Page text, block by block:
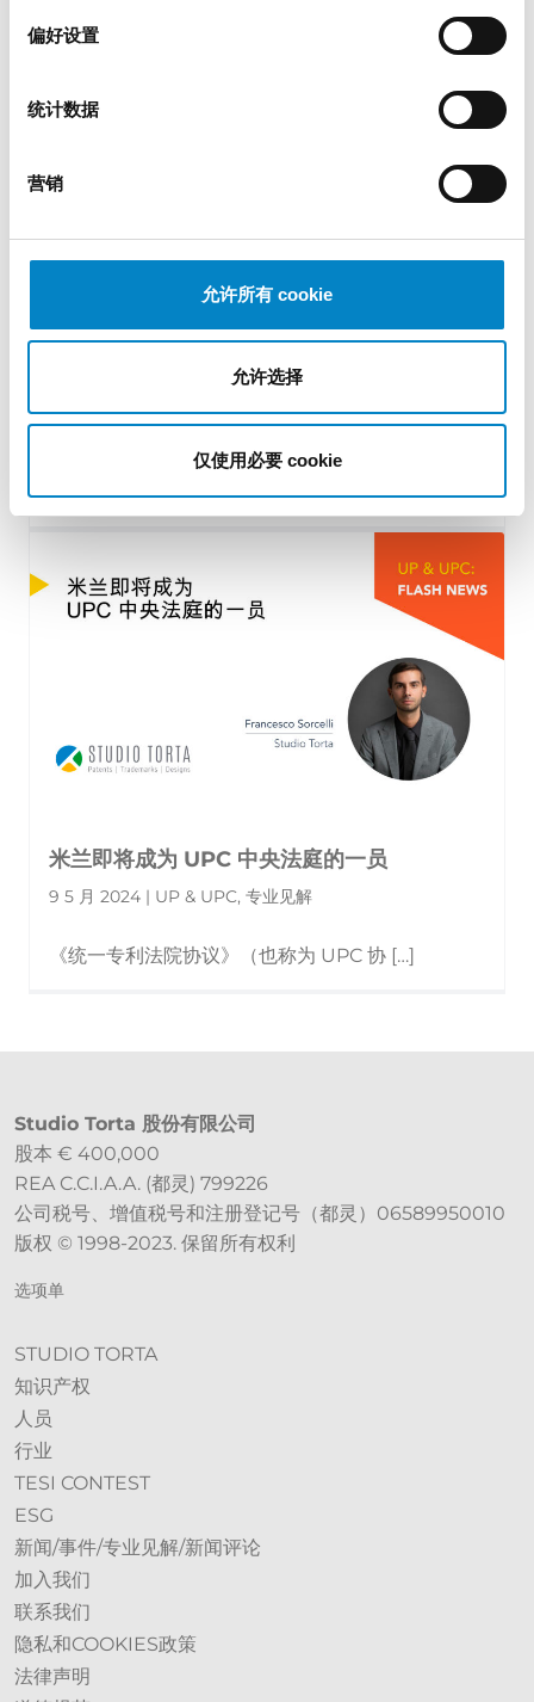
偏好设置
统计数据
营销
允许所有 cookie
允许选择
仅使用必要 cookie
Studio Torta: 145 年的历史，展望未来与创
16 7 月 2024 | 新闻
Studio Torta知识产权事务所 […]
米兰即将成为 UPC 中央法庭的一员
9 5 月 2024 | UP & UPC, 专业见解
《统一专利法院协议》（也称为 UPC 协 […]
Studio Torta 股份有限公司
股本 € 400,000
REA C.C.I.A.A. (都灵) 799226
公司税号、增值税号和注册登记号（都灵）06589950010
版权 © 1998-2023. 保留所有权利
选项单
STUDIO TORTA
知识产权
人员
行业
TESI CONTEST
ESG
新闻/事件/专业见解/新闻评论
加入我们
联系我们
隐私和COOKIES政策
法律声明